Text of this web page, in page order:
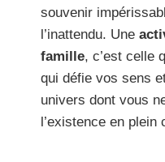
souvenir
l’inattendu. Une
famille, c’est celle
qui défie vos sens
univers dont vous
l’existence en